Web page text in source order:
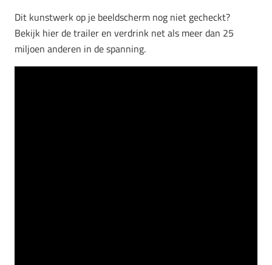
Dit kunstwerk op je beeldscherm nog niet gecheckt?
Bekijk hier de trailer en verdrink net als meer dan 25
miljoen anderen in de spanning.